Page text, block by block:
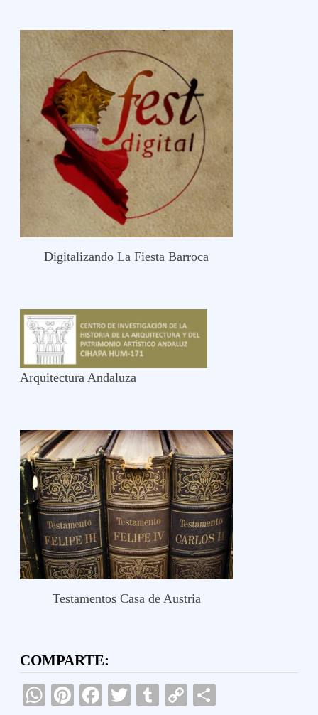
Digitalizando La Fiesta Barroca
Arquitectura Andaluza
Testamentos Casa de Austria
COMPARTE:
WhatsApp
Pinterest
Facebook
TwitterTumblr
Copy